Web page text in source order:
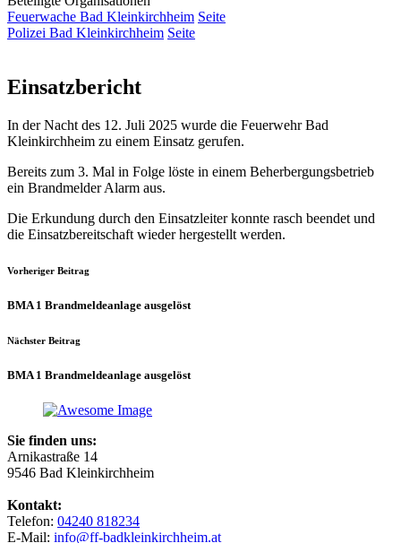
Feuerwache Bad Kleinkirchheim Seite
Polizei Bad Kleinkirchheim Seite
Einsatzbericht
In der Nacht des 12. Juli 2025 wurde die Feuerwehr Bad
Kleinkirchheim zu einem Einsatz gerufen.
Bereits zum 3. Mal in Folge löste in einem Beherbergungsbetrieb
ein Brandmelder Alarm aus.
Die Erkundung durch den Einsatzleiter konnte rasch beendet und
die Einsatzbereitschaft wieder hergestellt werden.
Vorheriger Beitrag
BMA 1 Brandmeldeanlage ausgelöst
Nächster Beitrag
BMA 1 Brandmeldeanlage ausgelöst
Sie finden uns:
Arnikastraße 14
9546 Bad Kleinkirchheim
Kontakt:
Telefon: 04240 818234
E-Mail: info@ff-badkleinkirchheim.at